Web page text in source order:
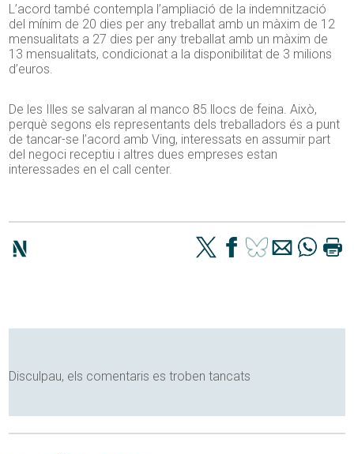
L’acord també contempla l’ampliació de la indemnització
del mínim de 20 dies per any treballat amb un màxim de 12
mensualitats a 27 dies per any treballat amb un màxim de
13 mensualitats, condicionat a la disponibilitat de 3 milions
d’euros.
De les Illes se salvaran al manco 85 llocs de feina. Això,
perquè segons els representants dels treballadors és a punt
de tancar-se l’acord amb Ving, interessats en assumir part
del negoci receptiu i altres dues empreses estan
interessades en el call center.
Disculpau, els comentaris es troben tancats